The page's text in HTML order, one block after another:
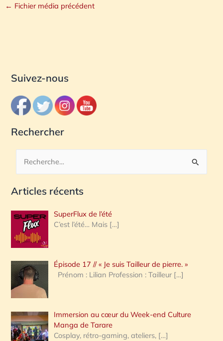
← Fichier média précédent
Suivez-nous
Rechercher
c
e
r
c
h
e
:
Articles récents
SuperFlux de l’été
C’est l’été… Mais […]
Épisode 17 // « Je suis Tailleur de pierre. »
Prénom : Lilian Profession : Tailleur […]
Immersion au cœur du Week-end Culture
Manga de Tarare
Cosplay, rétro-gaming, ateliers, […]